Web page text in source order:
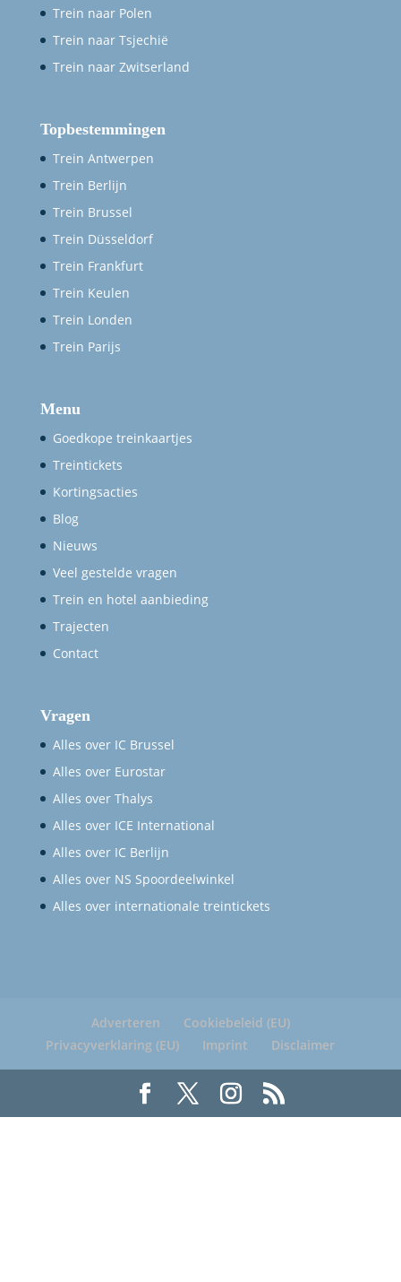
Trein naar Polen
Trein naar Tsjechië
Trein naar Zwitserland
Topbestemmingen
Trein Antwerpen
Trein Berlijn
Trein Brussel
Trein Düsseldorf
Trein Frankfurt
Trein Keulen
Trein Londen
Trein Parijs
Menu
Goedkope treinkaartjes
Treintickets
Kortingsacties
Blog
Nieuws
Veel gestelde vragen
Trein en hotel aanbieding
Trajecten
Contact
Vragen
Alles over IC Brussel
Alles over Eurostar
Alles over Thalys
Alles over ICE International
Alles over IC Berlijn
Alles over NS Spoordeelwinkel
Alles over internationale treintickets
Adverteren
Cookiebeleid (EU)
Privacyverklaring (EU)
Imprint Disclaimer